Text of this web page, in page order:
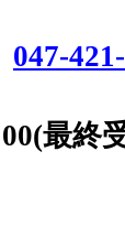
047-
最終